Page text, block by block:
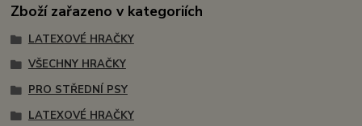
Zboží zařazeno v kategoriích
LATEXOVÉ HRAČKY
VŠECHNY HRAČKY
PRO STŘEDNÍ PSY
LATEXOVÉ HRAČKY